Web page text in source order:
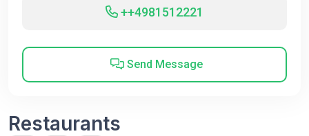
++4981512221
Send Message
Restaurants